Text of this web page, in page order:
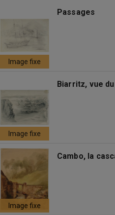
Image fixe
Passages
Image fixe
Biarritz, vue
Image fixe
Cambo, la